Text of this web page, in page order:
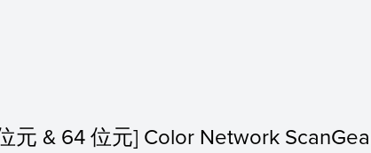
元 & 64 位元] Color Network